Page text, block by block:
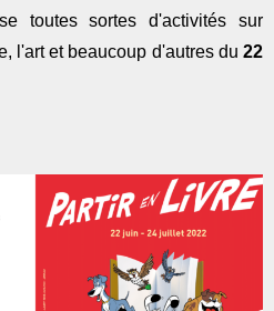
toutes sortes d'activités sur
l'art et beaucoup d'autres du 22